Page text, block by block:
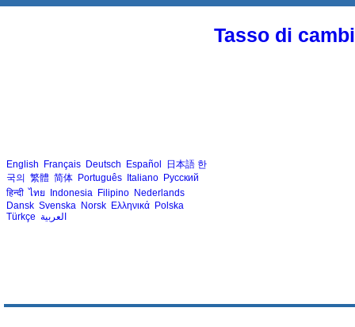
Tasso di
English Français Deutsch Español 日本語 한
국의 繁體 简体 Português Italiano Русский
हिन्दी ไทย Indonesia Filipino Nederlands
Dansk Svenska Norsk Ελληνικά Polska
Türkçe العربية